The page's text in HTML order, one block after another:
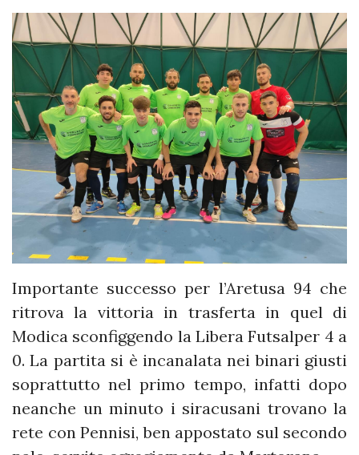
Importante successo per l’Aretusa 94 che
ritrova la vittoria in trasferta in quel di
Modica sconfiggendo la Libera Futsalper 4 a
0. La partita si è incanalata nei binari giusti
soprattutto nel primo tempo, infatti dopo
neanche un minuto i siracusani trovano la
rete con Pennisi, ben appostato sul secondo